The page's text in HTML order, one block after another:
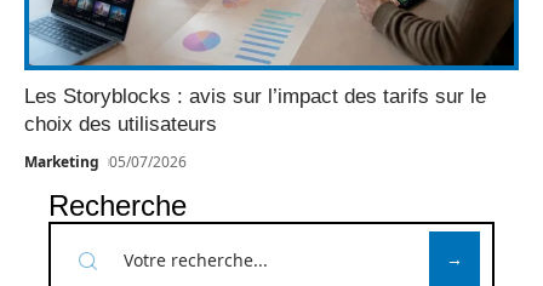
Les Storyblocks : avis sur l’impact des tarifs sur le
choix des utilisateurs
Marketing 05/07/2026
Recherche